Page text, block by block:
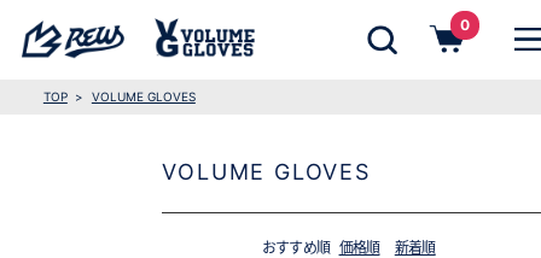
0
TOP VOLUME GLOVES
VOLUME GLOVES
おすすめ順 価格順 新着順